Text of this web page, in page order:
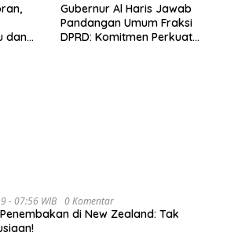
dan
Gubernur Al Haris Jawab
Pandangan Umum Fraksi
DPRD: Komitmen Perkuat
- 07:56 WIB 0 Komentar
di New Zealand: Tak